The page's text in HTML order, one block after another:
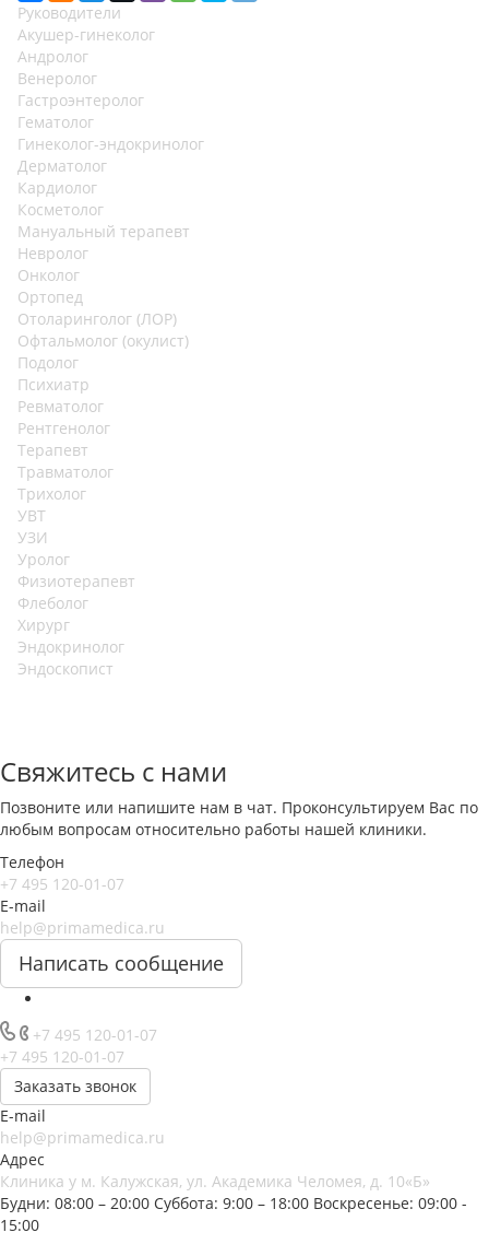
Руководители
Акушер-гинеколог
Андролог
Венеролог
Гастроэнтеролог
Гематолог
Гинеколог-эндокринолог
Дерматолог
Кардиолог
Косметолог
Мануальный терапевт
Невролог
Онколог
Ортопед
Отоларинголог (ЛОР)
Офтальмолог (окулист)
Подолог
Психиатр
Ревматолог
Рентгенолог
Терапевт
Травматолог
Трихолог
УВТ
УЗИ
Уролог
Физиотерапевт
Флеболог
Хирург
Эндокринолог
Эндоскопист
Свяжитесь с нами
Позвоните или напишите нам в чат. Проконсультируем Вас по
любым вопросам относительно работы нашей клиники.
Телефон
+7 495 120-01-07
E-mail
help@primamedica.ru
Написать сообщение
+7 495 120-01-07
+7 495 120-01-07
Заказать звонок
E-mail
help@primamedica.ru
Адрес
Клиника у м. Калужская, ул. Академика Челомея, д. 10«Б»
Будни: 08:00 – 20:00 Суббота: 9:00 – 18:00 Воскресенье: 09:00 -
15:00